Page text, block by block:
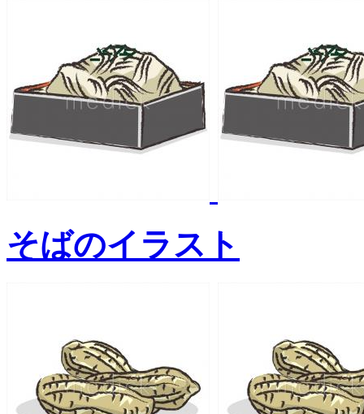
そばのイラスト